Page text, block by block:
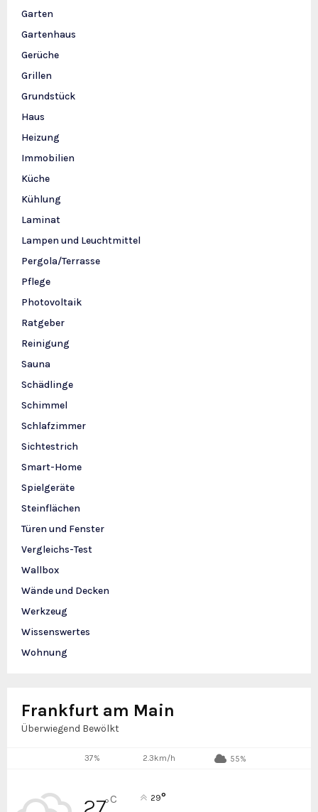
Garten
Gartenhaus
Gerüche
Grillen
Grundstück
Haus
Heizung
Immobilien
Küche
Kühlung
Laminat
Lampen und Leuchtmittel
Pergola/Terrasse
Pflege
Photovoltaik
Ratgeber
Reinigung
Sauna
Schädlinge
Schimmel
Schlafzimmer
Sichtestrich
Smart-Home
Spielgeräte
Steinflächen
Türen und Fenster
Vergleichs-Test
Wallbox
Wände und Decken
Werkzeug
Wissenswertes
Wohnung
Frankfurt am Main
Überwiegend Bewölkt
37% 2.3km/h 55%
°C 29°